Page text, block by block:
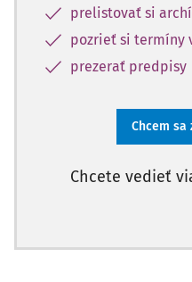
prelistovať si
pozrieť si termíny
prezerať predpisy
Chcem
Chcete vedieť